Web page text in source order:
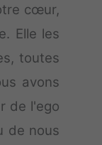
cœur,
Elle les
toutes
avons
de l'ego
de nous